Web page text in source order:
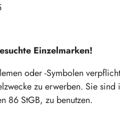
Einzelmarken!
oder -Symbolen
zu erwerben. Sie
86 StGB, zu benutzen.